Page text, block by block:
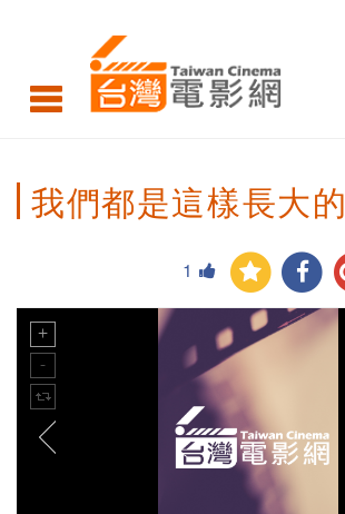
我們都是這樣長大的
1